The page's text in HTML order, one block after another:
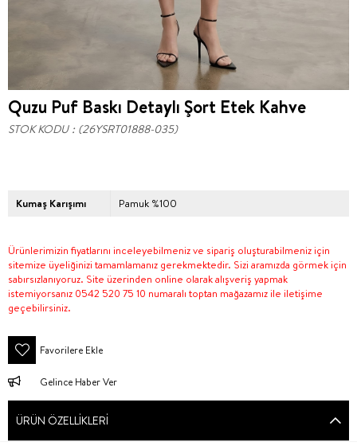
Quzu Puf Baskı Detaylı Şort Etek Kahve
STOK KODU (26YSRT01888-035)
Kumaş Karışımı Pamuk %100
Ürünlerimizin fiyatlarını inceleyebilmeniz ve sipariş oluşturabilmeniz için
sitemize üyeliğinizi tamamlamanız gerekmektedir. Sizi aramızda görmek için
sabırsızlanıyoruz. Site üzerinden online olarak alışveriş yapmak
istemiyorsanız 0542 520 75 10 numaralı toptan mağazamız ile iletişime
geçebilirsiniz.
Favorilere Ekle
Gelince Haber Ver
ÜRÜN ÖZELLIKLERI